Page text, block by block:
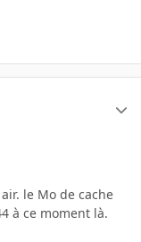
le Mo de cache
à ce moment là.